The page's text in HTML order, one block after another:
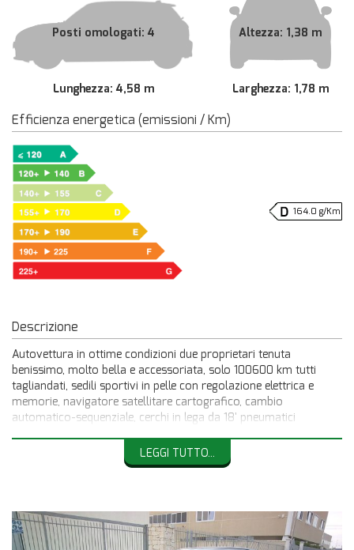
Posti omologati: 4
Lunghezza: 4,58 m
Altezza: 1,38 m
Larghezza: 1,78 m
Efficienza energetica (emissioni / Km)
164.0 g/Km
Descrizione
Autovettura in ottime condizioni due proprietari tenuta
benissimo, molto bella e accessoriata, solo 100600 km tutti
tagliandati, sedili sportivi in pelle con regolazione elettrica e
memorie, navigatore satellitare cartografico, cambio
automatico-sequenziale, cerchi in lega da 18' pneumatici
parcheggio anteriori e posteriori, fari bixeno e sistema lavafari,
LEGGI TUTTO...